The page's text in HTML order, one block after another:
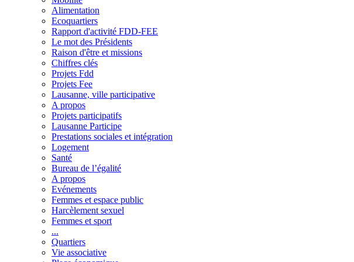
Alimentation
Ecoquartiers
Rapport d'activité FDD-FEE
Le mot des Présidents
Raison d'être et missions
Chiffres clés
Projets Fdd
Projets Fee
Lausanne, ville participative
A propos
Projets participatifs
Lausanne Participe
Prestations sociales et intégration
Logement
Santé
Bureau de l’égalité
A propos
Evénements
Femmes et espace public
Harcèlement sexuel
Femmes et sport
...
Quartiers
Vie associative